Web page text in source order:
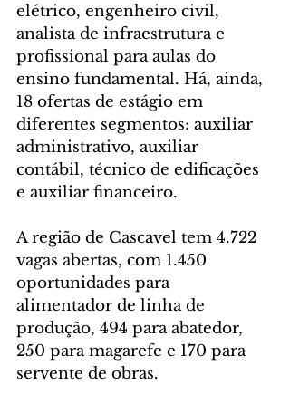
elétrico, engenheiro civil,
analista de infraestrutura e
profissional para aulas do
ensino fundamental. Há, ainda,
18 ofertas de estágio em
diferentes segmentos: auxiliar
administrativo, auxiliar
contábil, técnico de edificações
e auxiliar financeiro.
A região de Cascavel tem 4.722
vagas abertas, com 1.450
oportunidades para
alimentador de linha de
produção, 494 para abatedor,
250 para magarefe e 170 para
servente de obras.